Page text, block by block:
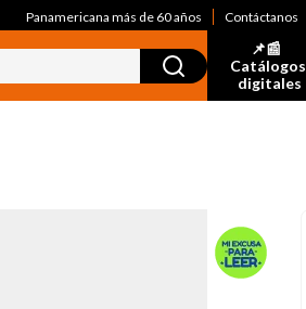
Panamericana más de 60 años Contáctanos
📌📰
Catálogos
digitales